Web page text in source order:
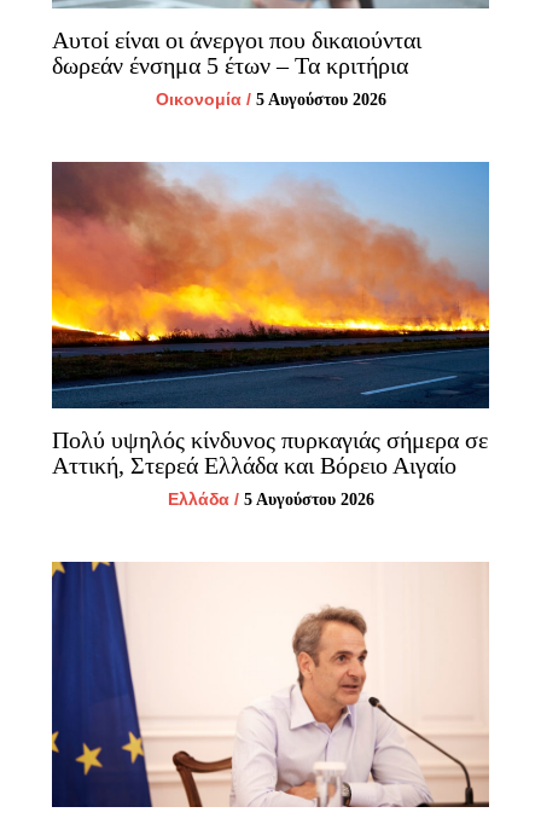
Αυτοί είναι οι άνεργοι που δικαιούνται
δωρεάν ένσημα 5 έτων – Τα κριτήρια
Οικονομία/ 5 Αυγούστου 2026
Πολύ υψηλός κίνδυνος πυρκαγιάς σήμερα σε
Αττική, Στερεά Ελλάδα και Βόρειο Αιγαίο
Ελλάδα/ 5 Αυγούστου 2026